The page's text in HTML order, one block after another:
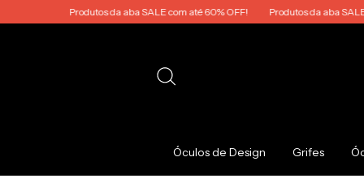
Produtos da aba SALE com até 60% OFF! Produtos da aba SALE com
Óculos de Design Grifes